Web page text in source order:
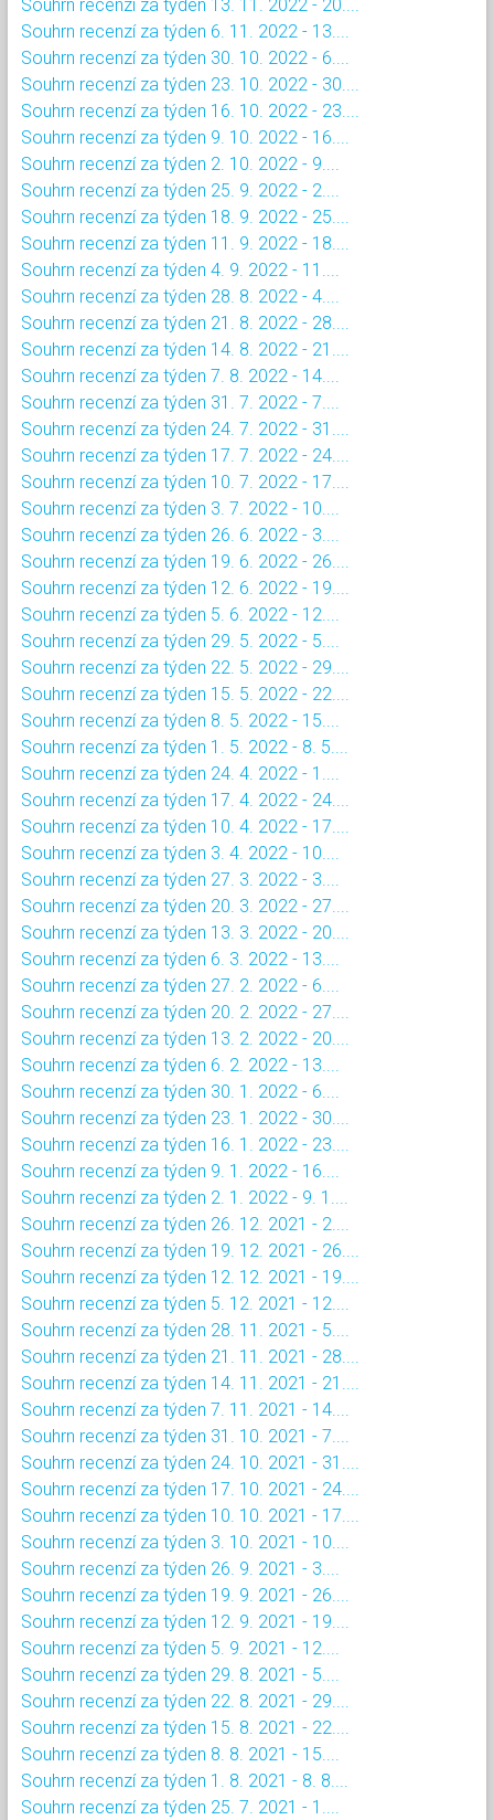
Souhrn recenzí za týden 13. 11. 2022 - 20....
Souhrn recenzí za týden 6. 11. 2022 - 13....
Souhrn recenzí za týden 30. 10. 2022 - 6....
Souhrn recenzí za týden 23. 10. 2022 - 30....
Souhrn recenzí za týden 16. 10. 2022 - 23....
Souhrn recenzí za týden 9. 10. 2022 - 16....
Souhrn recenzí za týden 2. 10. 2022 - 9....
Souhrn recenzí za týden 25. 9. 2022 - 2....
Souhrn recenzí za týden 18. 9. 2022 - 25....
Souhrn recenzí za týden 11. 9. 2022 - 18....
Souhrn recenzí za týden 4. 9. 2022 - 11....
Souhrn recenzí za týden 28. 8. 2022 - 4....
Souhrn recenzí za týden 21. 8. 2022 - 28....
Souhrn recenzí za týden 14. 8. 2022 - 21....
Souhrn recenzí za týden 7. 8. 2022 - 14....
Souhrn recenzí za týden 31. 7. 2022 - 7....
Souhrn recenzí za týden 24. 7. 2022 - 31....
Souhrn recenzí za týden 17. 7. 2022 - 24....
Souhrn recenzí za týden 10. 7. 2022 - 17....
Souhrn recenzí za týden 3. 7. 2022 - 10....
Souhrn recenzí za týden 26. 6. 2022 - 3....
Souhrn recenzí za týden 19. 6. 2022 - 26....
Souhrn recenzí za týden 12. 6. 2022 - 19....
Souhrn recenzí za týden 5. 6. 2022 - 12....
Souhrn recenzí za týden 29. 5. 2022 - 5....
Souhrn recenzí za týden 22. 5. 2022 - 29....
Souhrn recenzí za týden 15. 5. 2022 - 22....
Souhrn recenzí za týden 8. 5. 2022 - 15....
Souhrn recenzí za týden 1. 5. 2022 - 8. 5....
Souhrn recenzí za týden 24. 4. 2022 - 1....
Souhrn recenzí za týden 17. 4. 2022 - 24....
Souhrn recenzí za týden 10. 4. 2022 - 17....
Souhrn recenzí za týden 3. 4. 2022 - 10....
Souhrn recenzí za týden 27. 3. 2022 - 3....
Souhrn recenzí za týden 20. 3. 2022 - 27....
Souhrn recenzí za týden 13. 3. 2022 - 20....
Souhrn recenzí za týden 6. 3. 2022 - 13....
Souhrn recenzí za týden 27. 2. 2022 - 6....
Souhrn recenzí za týden 20. 2. 2022 - 27....
Souhrn recenzí za týden 13. 2. 2022 - 20....
Souhrn recenzí za týden 6. 2. 2022 - 13....
Souhrn recenzí za týden 30. 1. 2022 - 6....
Souhrn recenzí za týden 23. 1. 2022 - 30....
Souhrn recenzí za týden 16. 1. 2022 - 23....
Souhrn recenzí za týden 9. 1. 2022 - 16....
Souhrn recenzí za týden 2. 1. 2022 - 9. 1....
Souhrn recenzí za týden 26. 12. 2021 - 2....
Souhrn recenzí za týden 19. 12. 2021 - 26....
Souhrn recenzí za týden 12. 12. 2021 - 19....
Souhrn recenzí za týden 5. 12. 2021 - 12....
Souhrn recenzí za týden 28. 11. 2021 - 5....
Souhrn recenzí za týden 21. 11. 2021 - 28....
Souhrn recenzí za týden 14. 11. 2021 - 21....
Souhrn recenzí za týden 7. 11. 2021 - 14....
Souhrn recenzí za týden 31. 10. 2021 - 7....
Souhrn recenzí za týden 24. 10. 2021 - 31....
Souhrn recenzí za týden 17. 10. 2021 - 24....
Souhrn recenzí za týden 10. 10. 2021 - 17....
Souhrn recenzí za týden 3. 10. 2021 - 10....
Souhrn recenzí za týden 26. 9. 2021 - 3....
Souhrn recenzí za týden 19. 9. 2021 - 26....
Souhrn recenzí za týden 12. 9. 2021 - 19....
Souhrn recenzí za týden 5. 9. 2021 - 12....
Souhrn recenzí za týden 29. 8. 2021 - 5....
Souhrn recenzí za týden 22. 8. 2021 - 29....
Souhrn recenzí za týden 15. 8. 2021 - 22....
Souhrn recenzí za týden 8. 8. 2021 - 15....
Souhrn recenzí za týden 1. 8. 2021 - 8. 8....
Souhrn recenzí za týden 25. 7. 2021 - 1....